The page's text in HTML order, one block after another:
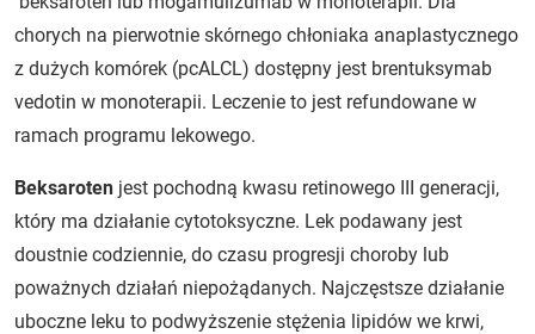
chorych na pierwotnie skórnego chłoniaka anaplastycznego
z dużych komórek (pcALCL) dostępny jest brentuksymab
vedotin w monoterapii. Leczenie to jest refundowane w
ramach programu lekowego.
Beksaroten jest pochodną kwasu retinowego III generacji,
który ma działanie cytotoksyczne. Lek podawany jest
doustnie codziennie, do czasu progresji choroby lub
poważnych działań niepożądanych. Najczęstsze działanie
uboczne leku to podwyższenie stężenia lipidów we krwi,